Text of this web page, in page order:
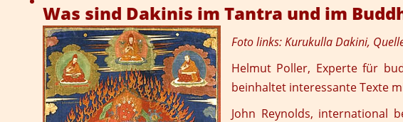
Was sind Dakinis im Tantra und im
Foto links: Kurukulla Dakini,
Helmut Poller, Experte für
beinhaltet interessante Texte
John Reynolds, international